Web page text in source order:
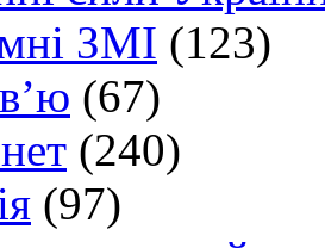
ЗМІ (123)
(67)
(240)
(97)